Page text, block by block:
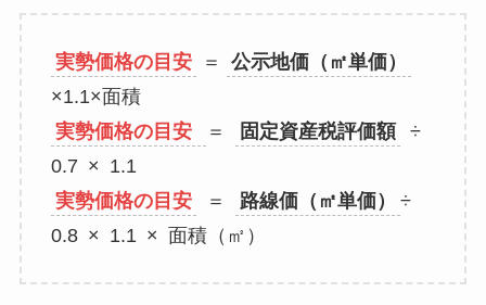
実勢価格の目安 ＝
公示地価（㎡単価）
×1.1×面積
実勢価格の目安
＝ 固定資産税評価額
÷
0.7 × 1.1
実勢価格の目安
＝ 路線価（㎡単価）
÷
0.8 × 1.1 × 面積（㎡）